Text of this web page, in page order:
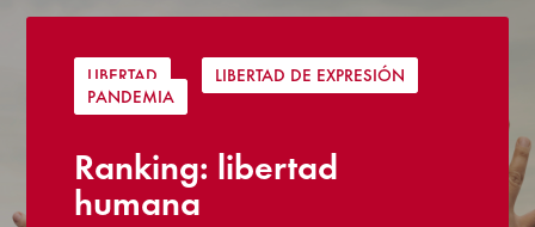
LIBERTAD | LIBERTAD DE EXPRESIÓN
PANDEMIA
Ranking: libertad
humana